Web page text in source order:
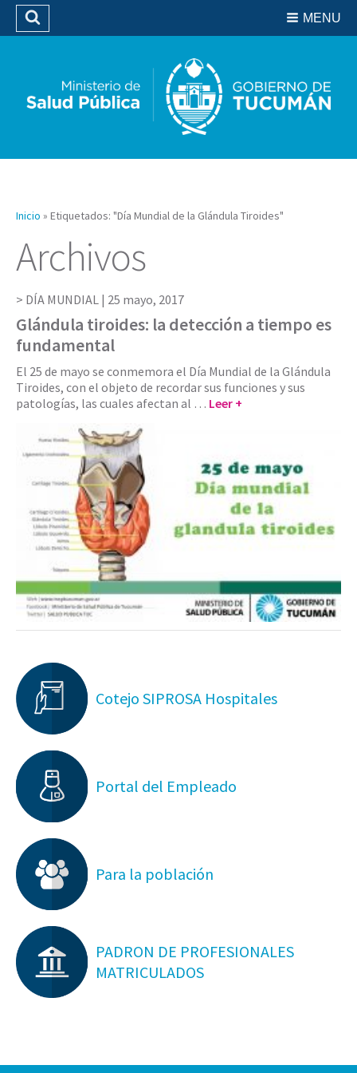
Biblioteca
MENU
Buscar
Inicio » Etiquetados: "Día Mundial de la Glándula Tiroides"
Archivos
DÍA MUNDIAL | 25 mayo, 2017
Glándula tiroides: la detección a tiempo es
fundamental
El 25 de mayo se conmemora el Día Mundial de la Glándula
Tiroides, con el objeto de recordar sus funciones y sus
patologías, las cuales afectan al … Leer +
Cotejo SIPROSA Hospitales
Portal del Empleado
Para la población
PADRON DE PROFESIONALES
MATRICULADOS